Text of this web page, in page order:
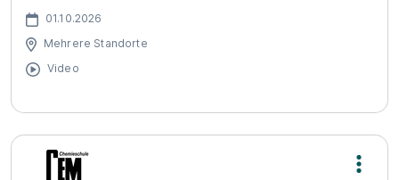
01.10.2026
Mehrere Standorte
Video